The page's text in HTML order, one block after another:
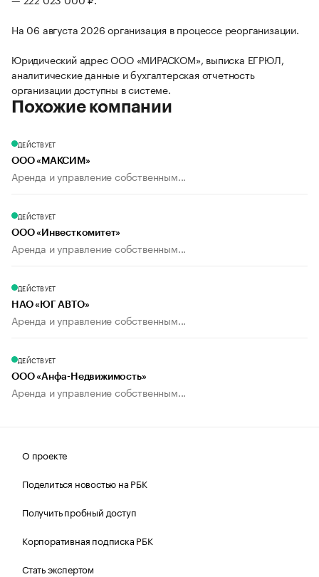
На 06 августа 2026 организация в процессе реорганизации.
Юридический адрес ООО «МИРАСКОМ», выписка ЕГРЮЛ,
аналитические данные и бухгалтерская отчетность
организации доступны в системе.
Похожие компании
ДЕЙСТВУЕТ
ООО «МАКСИМ»
Аренда и управление собственным...
ДЕЙСТВУЕТ
ООО «Инвесткомитет»
Аренда и управление собственным...
ДЕЙСТВУЕТ
НАО «ЮГ АВТО»
Аренда и управление собственным...
ДЕЙСТВУЕТ
ООО «Анфа-Недвижимость»
Аренда и управление собственным...
О проекте
Поделиться новостью на РБК
Получить пробный доступ
Корпоративная подписка РБК
Стать экспертом